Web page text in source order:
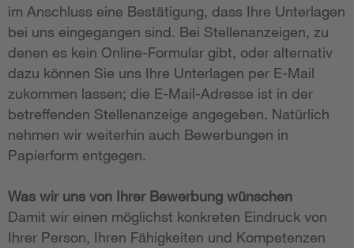
im Anschluss eine Bestätigung, dass Ihre Unterlagen
bei uns eingegangen sind. Bei Stellenanzeigen, zu
denen es kein Online-Formular gibt, oder alternativ
dazu können Sie uns Ihre Unterlagen per E-Mail
zukommen lassen; die E-Mail-Adresse ist in der
betreffenden Stellenanzeige angegeben. Natürlich
nehmen wir weiterhin auch Bewerbungen in
Papierform entgegen.
Was wir uns von Ihrer Bewerbung wünschen
Damit wir einen möglichst konkreten Eindruck von
Ihrer Person, Ihren Fähigkeiten und Kompetenzen